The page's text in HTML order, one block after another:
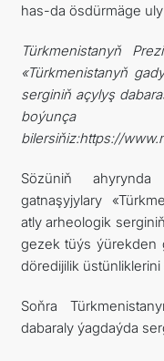
has-da ösdürmäge
Türkmenistanyň
«Türkmenistanyň
serginiň açylyş
bilersiňiz:https://
Sözüniň
gatnaşyjylary
atly arheologik
gezek tüýs ýürekden
döredijilik
Soňra
dabaraly ýagdaýda